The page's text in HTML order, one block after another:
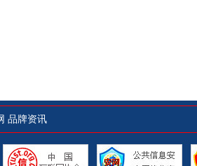
品牌资讯